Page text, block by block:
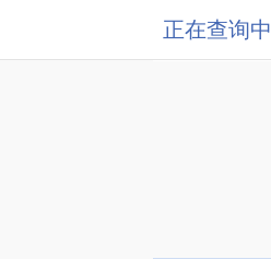
正在查询中